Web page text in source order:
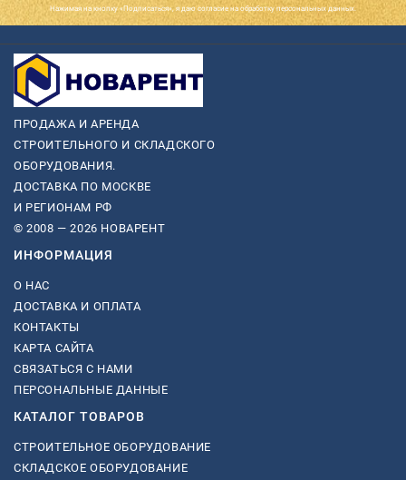
Нажимая на кнопку «Подписаться», я даю cогласие на обработку персональных данных.
ПРОДАЖА И АРЕНДА
СТРОИТЕЛЬНОГО И СКЛАДСКОГО
ОБОРУДОВАНИЯ.
ДОСТАВКА ПО МОСКВЕ
И РЕГИОНАМ РФ
© 2008 — 2026 НОВАРЕНТ
ИНФОРМАЦИЯ
О НАС
ДОСТАВКА И ОПЛАТА
КОНТАКТЫ
КАРТА САЙТА
СВЯЗАТЬСЯ С НАМИ
ПЕРСОНАЛЬНЫЕ ДАННЫЕ
КАТАЛОГ ТОВАРОВ
СТРОИТЕЛЬНОЕ ОБОРУДОВАНИЕ
СКЛАДСКОЕ ОБОРУДОВАНИЕ